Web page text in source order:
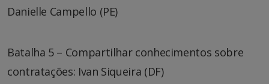
Danielle Campello (PE)
Batalha 5 – Compartilhar conhecimentos sobre
contratações: Ivan Siqueira (DF)